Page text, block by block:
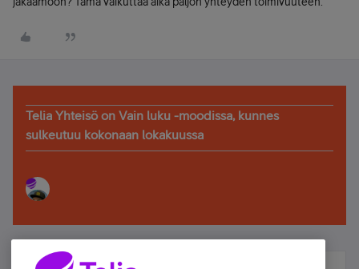
Telia Yhteisö on Vain luku -moodissa, kunnes
sulkeutuu kokonaan lokakuussa